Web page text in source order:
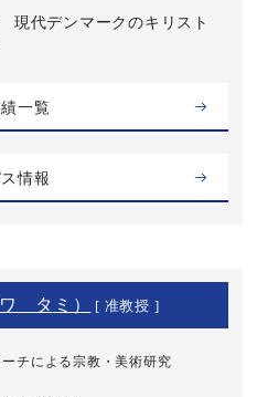
現代デンマークのキリスト
一覧
情報
タミ） [ 准教授 ]
チによる宗教・美術研究